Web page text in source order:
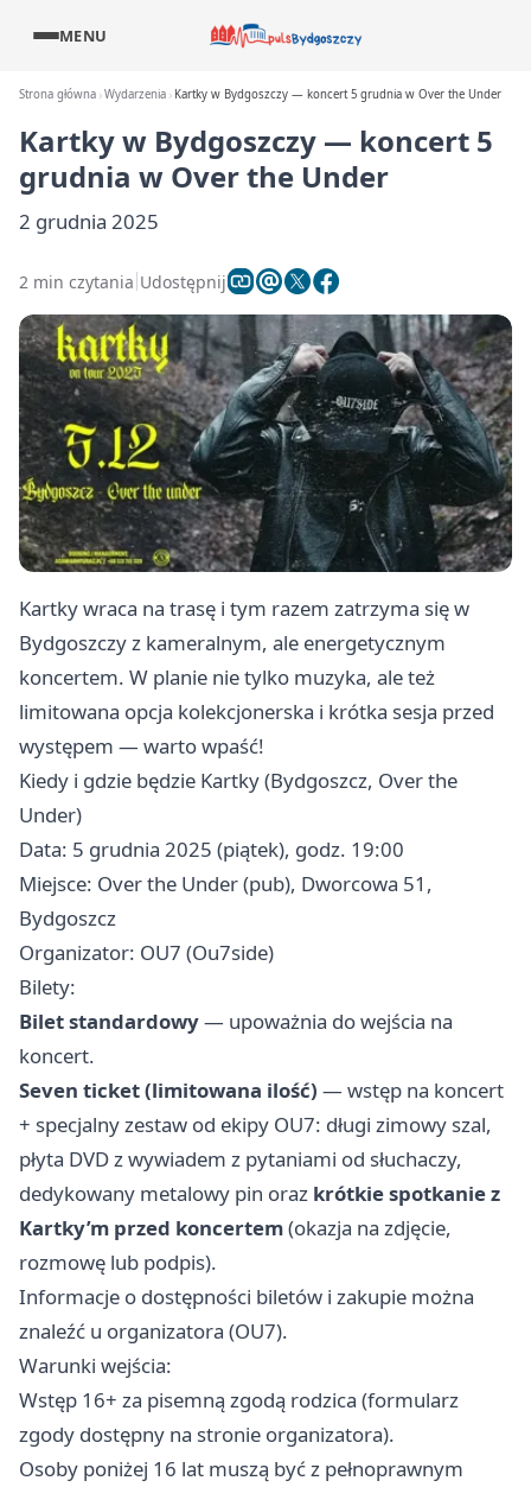
MENU
Strona główna Wydarzenia Kartky w Bydgoszczy — koncert 5 grudnia w Over the Under
Kartky w Bydgoszczy — koncert 5
grudnia w Over the Under
2 grudnia 2025
2 min czytania Udostępnij
Kartky wraca na trasę i tym razem zatrzyma się w
Bydgoszczy z kameralnym, ale energetycznym
koncertem. W planie nie tylko muzyka, ale też
limitowana opcja kolekcjonerska i krótka sesja przed
występem — warto wpaść!
Kiedy i gdzie będzie Kartky (Bydgoszcz, Over the
Under)
Data: 5 grudnia 2025 (piątek), godz. 19:00
Miejsce: Over the Under (pub), Dworcowa 51,
Bydgoszcz
Organizator: OU7 (Ou7side)
Bilety:
Bilet standardowy— upoważnia do wejścia na
koncert.
Seven ticket (limitowana ilość) — wstęp na koncert
+ specjalny zestaw od ekipy OU7: długi zimowy szal,
płyta DVD z wywiadem z pytaniami od słuchaczy,
dedykowany metalowy pin oraz krótkie spotkanie z
Kartky’m przed koncertem(okazja na zdjęcie,
rozmowę lub podpis).
Informacje o dostępności biletów i zakupie można
znaleźć u organizatora (OU7).
Warunki wejścia:
Wstęp 16+ za pisemną zgodą rodzica (formularz
zgody dostępny na stronie organizatora).
Osoby poniżej 16 lat muszą być z pełnoprawnym